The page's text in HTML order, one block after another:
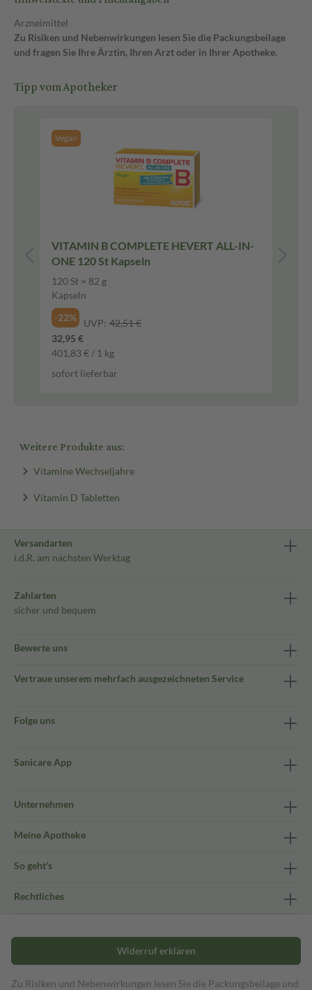
Arzneimittel
Zu Risiken und Nebenwirkungen lesen Sie die Packungsbeilage
und fragen Sie Ihre Ärztin, Ihren Arzt oder in Ihrer Apotheke.
Tipp vom Apotheker
Vegan
VITAMIN B COMPLETE HEVERT ALL-IN-
ONE 120 St Kapseln
120 St = 82 g
Kapseln
-22%
UVP: 42,51 €
32,95 €
401,83 € / 1 kg
sofort lieferbar
Weitere Produkte aus:
Vitamine Wechseljahre
Vitamin D Tabletten
Versandarten
i.d.R. am nächsten Werktag
Zahlarten
sicher und bequem
Bewerte uns
Vertraue unserem mehrfach ausgezeichneten Service
Folge uns
Sanicare App
Unternehmen
Meine Apotheke
So geht's
Rechtliches
Widerruf erklären
Zu Risiken und Nebenwirkungen lesen Sie die Packungsbeilage und